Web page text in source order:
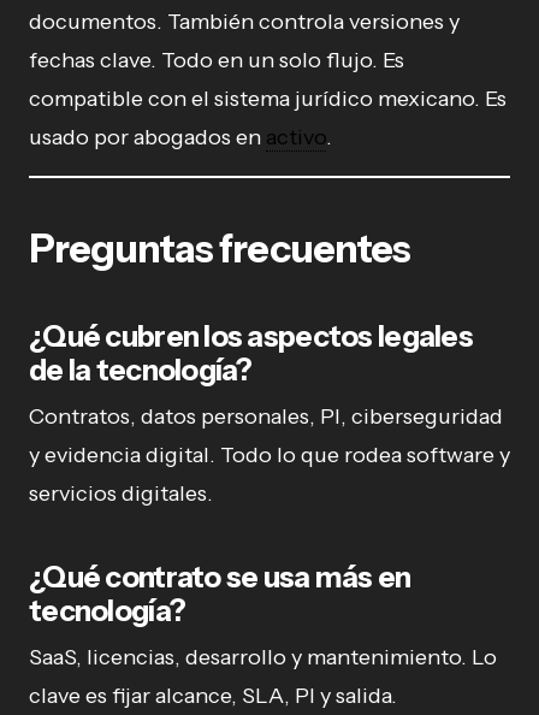
documentos. También controla versiones y
fechas clave. Todo en un solo flujo. Es
compatible con el sistema jurídico mexicano. Es
usado por abogados en activo.
Preguntas frecuentes
¿Qué cubren los aspectos legales
de la tecnología?
Contratos, datos personales, PI, ciberseguridad
y evidencia digital. Todo lo que rodea software y
servicios digitales.
¿Qué contrato se usa más en
tecnología?
SaaS, licencias, desarrollo y mantenimiento. Lo
clave es fijar alcance, SLA, PI y salida.